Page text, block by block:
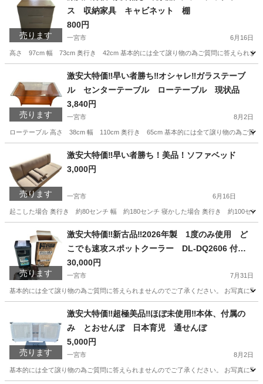
売ります
ス 収納家具 キャビネット 棚
800円
一宮市 6月16日
高さ 97cm 幅 73cm 奥行き 42cm 基本的には全て譲り物の為ご質問に答えられませ
収納家具 プラスチック
売ります
激安大特価‼️早い者勝ち‼️オシャレ‼️ガラステーブ
ル センターテーブル ローテーブル 現状品
3,840円
一宮市 8月2日
ローテーブル 高さ 38cm 幅 110cm 奥行き 65cm 基本的には全て譲り物の為ご質問
テーブル ロー
売ります
激安大特価‼️早い者勝ち！美品！ソファベッド
3,000円
一宮市 6月16日
起こした場合 奥行き 約80センチ 幅 約180センチ 寝かした場合 奥行き 約100セン
一宮市 ソファ 画像
売ります
激安大特価‼️新古品‼️2026年製 1度のみ使用 ど
こでも速攻スポットクーラー DL-DQ2606 付属
品完備 箱付き 動作確認済み
30,000円
一宮市 7月31日
基本的には全て譲り物の為ご質問に答えられませんのでご了承ください。 お写真に
季節、空調家電
売ります
激安大特価‼️超極美品‼️ほぼ未使用‼️本体、付属の
み とおせんぼ 日本育児 通せんぼ
5,000円
一宮市 8月2日
基本的には全て譲り物の為ご質問に答えられませんのでご了承ください。 お写真に